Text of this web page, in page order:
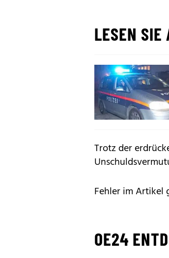
LESEN SIE
Trotz der
Fehler im Artikel
OE24